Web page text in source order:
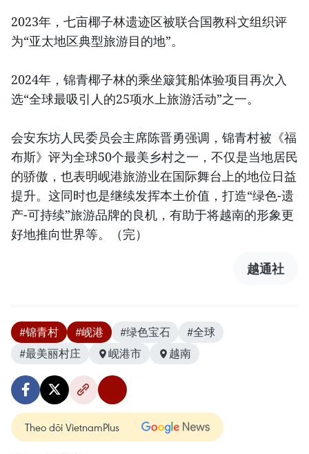
2023年，七亩椰子林遗迹区被联合国教科文组织评
为“亚太地区典型旅游目的地”。
2024年，锦青椰子林的乘坐簸箕船体验项目再次入
选“全球最吸引人的25项水上旅游活动”之一。
会安东坊人民委员会主席陈晋勇强调，锦青村被《福
布斯》评为全球50个最美乡村之一，不仅是当地居民
的骄傲，也表明岘港旅游业在国际舞台上的地位日益
提升。这同时也是继续发挥本土价值，打造“绿色-遗
产-可持续”旅游品牌的良机，有助于将越南的形象更
好地推向世界等。（完）
越通社
#锦青村 #岘港 #绿色宝石
#全球
#最美丽村庄
岘港市 越南
Theo dõi VietnamPlus